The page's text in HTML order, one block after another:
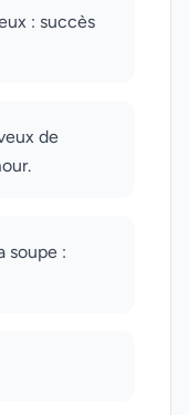
: succès
de
soupe :